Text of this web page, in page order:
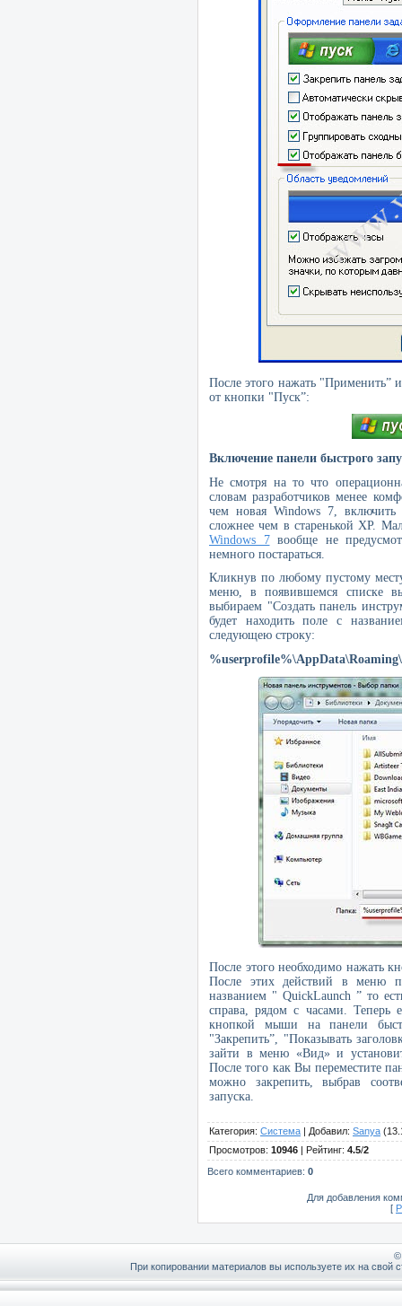
После этого нажать "Применить”
от кнопки "Пуск”:
Включение панели быстрого
Не смотря на то что
словам разработчиков менее
чем новая Windows7, включить
сложнее чем в старенькой ХР.
Windows 7вообще не
немного постараться.
Кликнув по любому пустому
меню, в появившемся списке
выбираем "Создать панель
будет находить поле с
следующею строку:
После этого необходимо нажать
После этих действий в меню
названием " QuickLaunch ” то
справа, рядом с часами. Теперь
кнопкой мыши на панели
"Закрепить”, "Показывать
зайти в меню «Вид» и
После того как Вы переместите
можно закрепить, выбрав
запуска.
Категория: Система Добавил: Sanya
Просмотров: 10946 Рейтинг: 4.5/2
Всего комментариев: 0
Для добавления
[
©
При копировании материалов вы используете их на свой